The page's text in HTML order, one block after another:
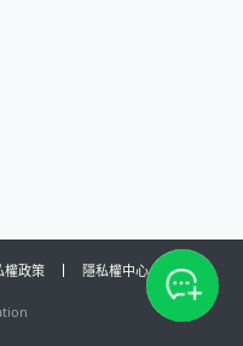
權政策 隱私權中心